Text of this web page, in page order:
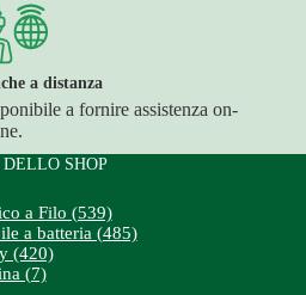
a distanza
a fornire assistenza on-
SHOP
a Filo (539)
a batteria (485)
(420)
(7)